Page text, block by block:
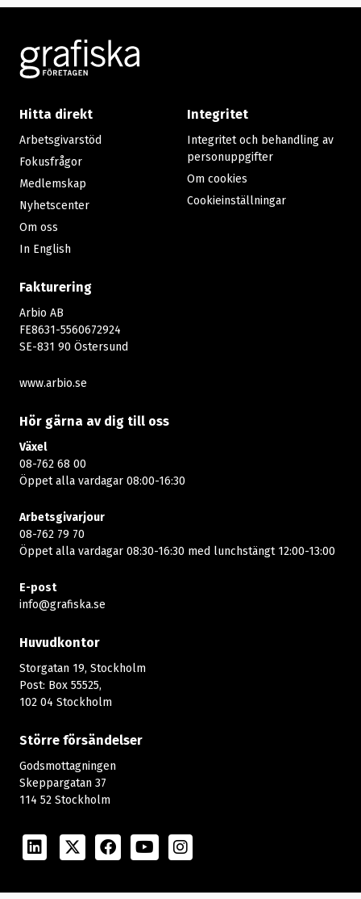
Footer
Hitta direkt
Arbetsgivarstöd
Fokusfrågor
Medlemskap
Nyhetscenter
Om oss
In English
Integritet
Integritet och behandling av
personuppgifter
Om cookies
Cookieinställningar
Fakturering
Arbio AB
FE8631-5560672924
SE-831 90 Östersund
www.arbio.se
Hör gärna av dig till oss
Växel
08-762 68 00
Öppet alla vardagar 08:00-16:30​​
Arbetsgivarjour
08-762 79 70
Öppet alla vardagar 08:30-16:30 med lunchstängt 12:00-13:00​
E-post
info@grafiska.se
Huvudkontor
Storgatan 19, Stockholm
Post: Box 55525,
102 04 Stockholm
Större försändelser
Godsmottagningen
Skeppargatan 37
114 52 Stockholm
LinkedInTwitterFacebook
YoutubeInstagram